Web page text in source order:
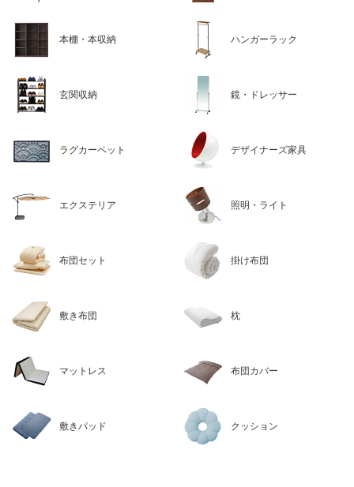
本棚・本収納 ハンガーラック
玄関収納 鏡・ドレッサー
ラグカーペット デザイナーズ家具
エクステリア 照明・ライト
布団セット 掛け布団
敷き布団 枕
マットレス 布団カバー
敷きパッド クッション